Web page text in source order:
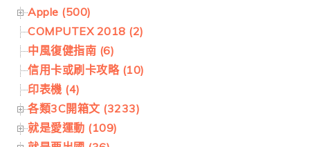
Apple (500)
COMPUTEX 2018 (2)
中風復健指南 (6)
信用卡或刷卡攻略 (10)
印表機 (4)
各類3C開箱文 (3233)
就是愛運動 (109)